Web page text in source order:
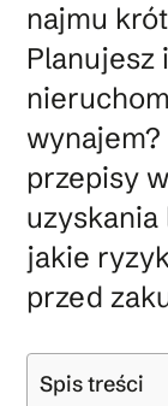
najmu
Planujesz
przepisy
jakie
przed
Spis treści